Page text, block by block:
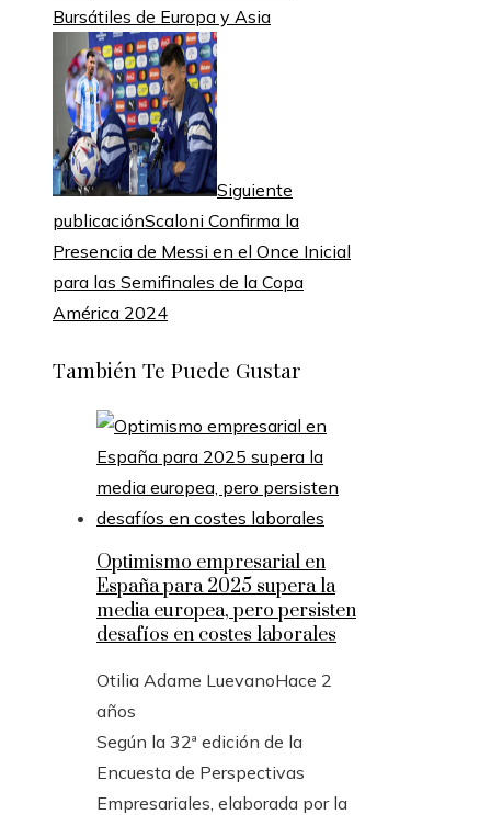
Bursátiles de Europa y Asia
Siguiente
publicaciónScaloni Confirma la
Presencia de Messi en el Once Inicial
para las Semifinales de la Copa
América 2024
También Te Puede Gustar
Optimismo empresarial en
España para 2025 supera la
media europea, pero persisten
desafíos en costes laborales
Otilia Adame LuevanoHace 2
años
Según la 32ª edición de la
Encuesta de Perspectivas
Empresariales, elaborada por la